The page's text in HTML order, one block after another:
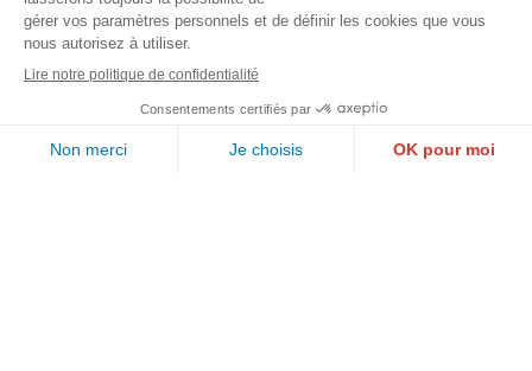
Call us